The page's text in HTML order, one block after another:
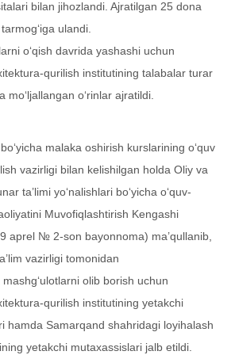
bilan jihozlandi. Ajratilgan 25 dona
ulandi.
o‘qish davrida yashashi uchun
qurilish institutining talabalar turar
mo‘ljallangan o‘rinlar ajratildi.
malaka oshirish kurslarining o‘quv
vazirligi bilan kelishilgan holda Oliy va
ta’limi yo‘nalishlari bo‘yicha o‘quv-
Muvofiqlashtirish Kengashi
aprel № 2-son bayonnoma) ma’qullanib,
vazirligi tomonidan
olib borish uchun
qurilish institutining yetakchi
hamda Samarqand shahridagi loyihalash
yetakchi mutaxassislari jalb etildi.